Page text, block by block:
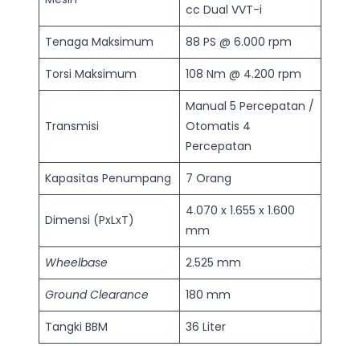
cc Dual VVT-i
Tenaga Maksimum
88 PS @ 6.000 rpm
Torsi Maksimum
108 Nm @ 4.200 rpm
Transmisi
Manual 5 Percepatan /
Otomatis 4
Percepatan
Kapasitas Penumpang
7 Orang
Dimensi (PxLxT)
4.070 x 1.655 x 1.600
mm
Wheelbase
2.525 mm
Ground Clearance
180 mm
Tangki BBM
36 Liter